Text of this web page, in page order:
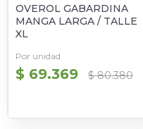
OVEROL GABARDINA
MANGA LARGA / TALLE
XL
Por unidad
$ 69.369 $ 80.380